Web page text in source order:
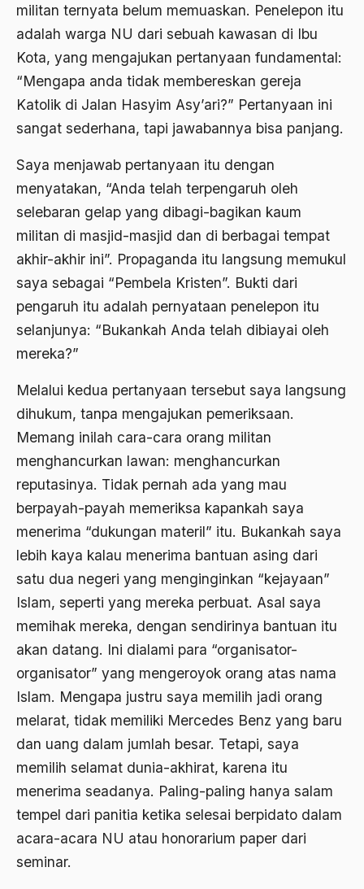
militan ternyata belum memuaskan. Penelepon itu
adalah warga NU dari sebuah kawasan di Ibu
Kota, yang mengajukan pertanyaan fundamental:
“Mengapa anda tidak membereskan gereja
Katolik di Jalan Hasyim Asy’ari?” Pertanyaan ini
sangat sederhana, tapi jawabannya bisa panjang.
Saya menjawab pertanyaan itu dengan
menyatakan, “Anda telah terpengaruh oleh
selebaran gelap yang dibagi-bagikan kaum
militan di masjid-masjid dan di berbagai tempat
akhir-akhir ini”. Propaganda itu langsung memukul
saya sebagai “Pembela Kristen”. Bukti dari
pengaruh itu adalah pernyataan penelepon itu
selanjunya: “Bukankah Anda telah dibiayai oleh
mereka?”
Melalui kedua pertanyaan tersebut saya langsung
dihukum, tanpa mengajukan pemeriksaan.
Memang inilah cara-cara orang militan
menghancurkan lawan: menghancurkan
reputasinya. Tidak pernah ada yang mau
berpayah-payah memeriksa kapankah saya
menerima “dukungan materil” itu. Bukankah saya
lebih kaya kalau menerima bantuan asing dari
satu dua negeri yang menginginkan “kejayaan”
Islam, seperti yang mereka perbuat. Asal saya
memihak mereka, dengan sendirinya bantuan itu
akan datang. Ini dialami para “organisator-
organisator” yang mengeroyok orang atas nama
Islam. Mengapa justru saya memilih jadi orang
melarat, tidak memiliki Mercedes Benz yang baru
dan uang dalam jumlah besar. Tetapi, saya
memilih selamat dunia-akhirat, karena itu
menerima seadanya. Paling-paling hanya salam
tempel dari panitia ketika selesai berpidato dalam
acara-acara NU atau honorarium paper dari
seminar.
2005
2004
2003
2002
2001
2000
1999
1998
1997
1996
1994
1993
1992
1991
1989
1988
1986
1985
1983
1982
1981
1979
1978
Abolisi
abri
Abu AMrin Ibnu Alla'
Abu Bakar Ba’asyir
Abu Hanifah
Abu Sangkan
Abu Zayd
Aceh
Ad-daulah
Adagium
Adaptif Islam
adat
Adat dan Syari'at
Adat Ngada
Adat Pra-Islam
Adi Sasono
Adil dan Makmur
Adipati Unus
Administrasi Negara
Adnan Buyung Nasution
Adopsi
Advisors
Aera-Europa